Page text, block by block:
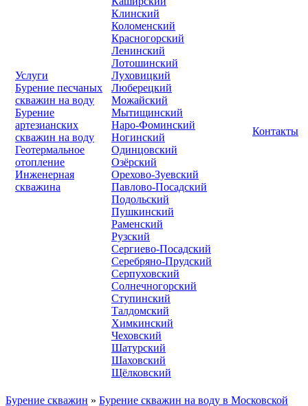
Услуги
Бурение песчаных
скважин на воду
Бурение
артезианских
скважин на воду
Геотермальное
отопление
Инженерная
скважина
Клинский
Коломенский
Красногорский
Ленинский
Лотошинский
Луховицкий
Люберецкий
Можайский
Мытищинский
Наро-Фоминский
Ногинский
Одинцовский
Озёрский
Орехово-Зуевский
Павлово-Посадский
Подольский
Пушкинский
Раменский
Рузский
Сергиево-Посадский
Серебряно-Прудский
Серпуховский
Солнечногорский
Ступинский
Талдомский
Химкинский
Чеховский
Шатурский
Шаховский
Щёлковский
Контакты
Бурение скважин » Бурение скважин на воду в Московской